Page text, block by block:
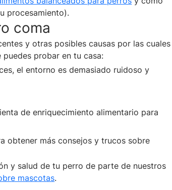
procesamiento).
coma
y otras posibles causas por las cuales
probar en tu casa:
el entorno es demasiado ruidoso y
de enriquecimiento alimentario para
obtener más consejos y trucos sobre
y salud de tu perro de parte de nuestros
mascotas.